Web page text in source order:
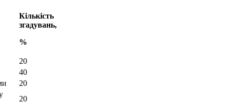
Кількість
згадувань,
%
20
40
20
20